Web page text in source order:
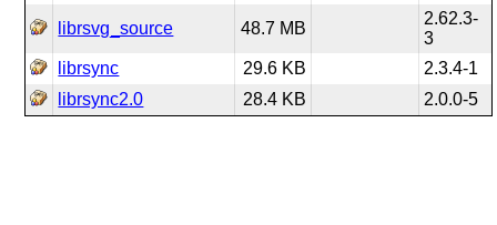
librsvg_source 48.7 MB
2.62.3-
3
librsync
29.6 KB
2.3.4-1
librsync2.0
28.4 KB 2.0.0-5